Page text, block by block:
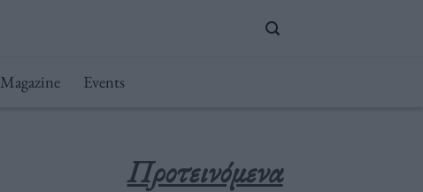
Magazine Events
Προτεινόμενα